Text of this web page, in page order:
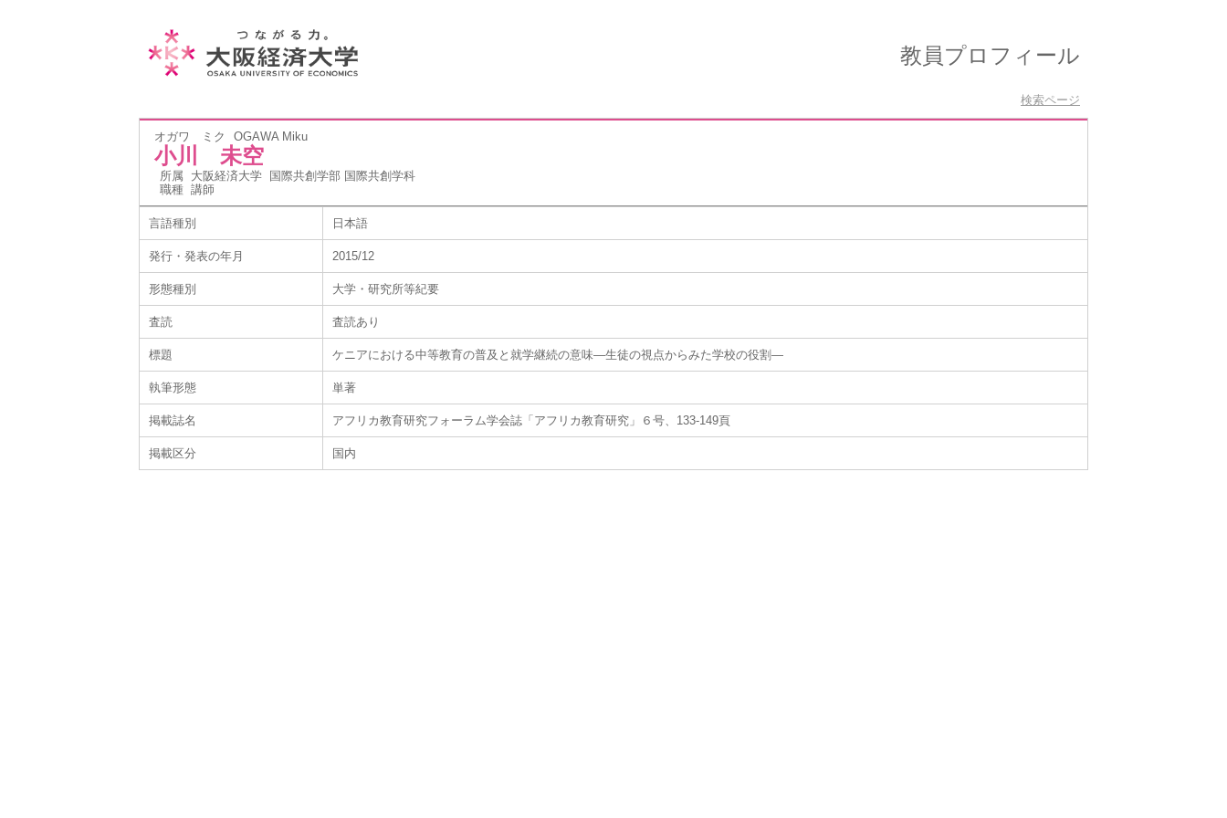
教員プロフィール
検索ページ
オガワ ミク OGAWA Miku
小川 未空
所属 大阪経済大学 国際共創学部 国際共創学科
職種 講師
言語種別 日本語
発行・発表の年月 2015/12
形態種別 大学・研究所等紀要
査読 査読あり
標題 ケニアにおける中等教育の普及と就学継続の意味―生徒の視点からみた学校の役割―
執筆形態 単著
掲載誌名 アフリカ教育研究フォーラム学会誌「アフリカ教育研究」６号、133-149頁
掲載区分 国内